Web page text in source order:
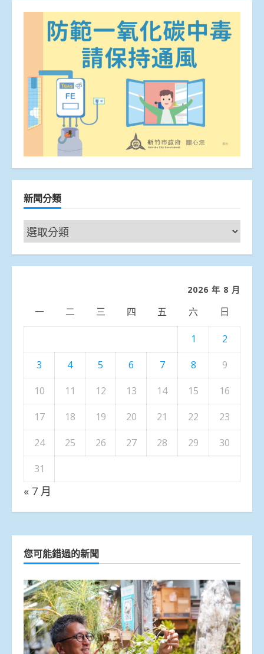
新聞分類
新
聞
分
2026 年 8 月
一 二 三 四 五 六 日
1
2
3
4 5 6 7 8
9
10
11 12 13 14 15
16
17
18 19 20 21 22
23
24
25 26 27 28 29
30
31
« 7 月
您可能錯過的新聞